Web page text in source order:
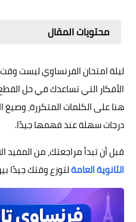
محتويات المقال
ليلة امتحان الفرنساوي ليست
الأفكار التي تساعدك في حل
هنا على الكلمات المتكررة، وصيغ
درجات سهلة عند فهمها جيدًا.
قبل أن تبدأ مراجعتك، من المفيد
الثانوية العامةلتوزع وقتك جيدًا